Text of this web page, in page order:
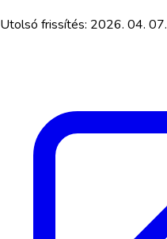
Utolsó frissítés: 2026. 04. 07.